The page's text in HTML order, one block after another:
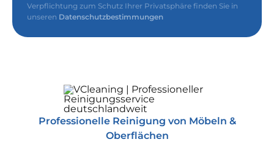
Verpflichtung zum Schutz Ihrer Privatsphäre finden Sie in
unseren Datenschutzbestimmungen
Professionelle Reinigung von Möbeln &
Oberflächen